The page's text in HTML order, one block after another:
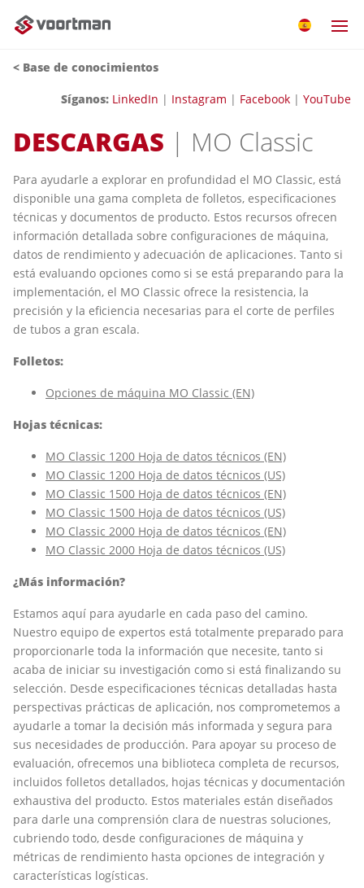
< Base de conocimientos
Síganos: LinkedIn | Instagram | Facebook | YouTube
DESCARGAS | MO Classic
Para ayudarle a explorar en profundidad el MO Classic, está
disponible una gama completa de folletos, especificaciones
técnicas y documentos de producto. Estos recursos ofrecen
información detallada sobre configuraciones de máquina,
datos de rendimiento y adecuación de aplicaciones. Tanto si
está evaluando opciones como si se está preparando para la
implementación, el MO Classic ofrece la resistencia, la
precisión y la eficiencia necesarias para el corte de perfiles
de tubos a gran escala.
Folletos:
Opciones de máquina MO Classic (EN)
Hojas técnicas:
MO Classic 1200 Hoja de datos técnicos (EN)
MO Classic 1200 Hoja de datos técnicos (US)
MO Classic 1500 Hoja de datos técnicos (EN)
MO Classic 1500 Hoja de datos técnicos (US)
MO Classic 2000 Hoja de datos técnicos (EN)
MO Classic 2000 Hoja de datos técnicos (US)
¿Más información?
Estamos aquí para ayudarle en cada paso del camino.
Nuestro equipo de expertos está totalmente preparado para
proporcionarle toda la información que necesite, tanto si
acaba de iniciar su investigación como si está finalizando su
selección. Desde especificaciones técnicas detalladas hasta
perspectivas prácticas de aplicación, nos comprometemos a
ayudarle a tomar la decisión más informada y segura para
sus necesidades de producción. Para apoyar su proceso de
evaluación, ofrecemos una biblioteca completa de recursos,
incluidos folletos detallados, hojas técnicas y documentación
exhaustiva del producto. Estos materiales están diseñados
para darle una comprensión clara de nuestras soluciones,
cubriendo todo, desde configuraciones de máquina y
métricas de rendimiento hasta opciones de integración y
características logísticas.